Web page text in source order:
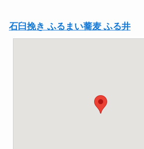
石臼挽き ふるまい蕎麦 ふる井